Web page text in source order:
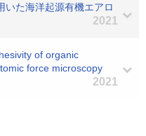
いた海洋起源有機エアロ
2021
of organic
force microscopy
2021